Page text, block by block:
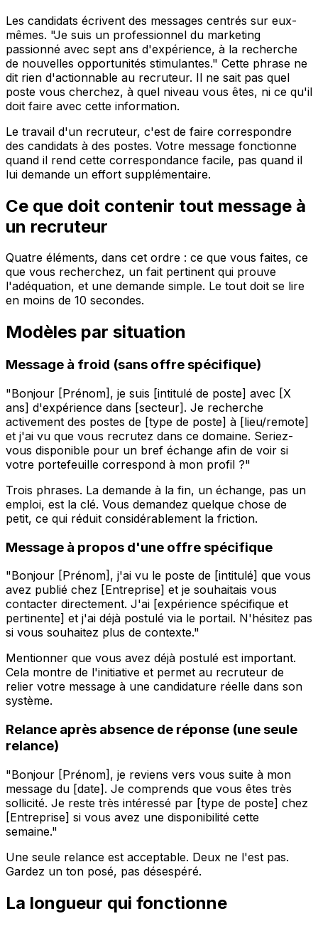
Les candidats écrivent des messages centrés sur eux-
mêmes. "Je suis un professionnel du marketing
passionné avec sept ans d'expérience, à la recherche
de nouvelles opportunités stimulantes." Cette phrase ne
dit rien d'actionnable au recruteur. Il ne sait pas quel
poste vous cherchez, à quel niveau vous êtes, ni ce qu'il
doit faire avec cette information.
Le travail d'un recruteur, c'est de faire correspondre
des candidats à des postes. Votre message fonctionne
quand il rend cette correspondance facile, pas quand il
lui demande un effort supplémentaire.
Ce que doit contenir tout message à
un recruteur
Quatre éléments, dans cet ordre : ce que vous faites, ce
que vous recherchez, un fait pertinent qui prouve
l'adéquation, et une demande simple. Le tout doit se lire
en moins de 10 secondes.
Modèles par situation
Message à froid (sans offre spécifique)
"Bonjour [Prénom], je suis [intitulé de poste] avec [X
ans] d'expérience dans [secteur]. Je recherche
activement des postes de [type de poste] à [lieu/remote]
et j'ai vu que vous recrutez dans ce domaine. Seriez-
vous disponible pour un bref échange afin de voir si
votre portefeuille correspond à mon profil ?"
Trois phrases. La demande à la fin, un échange, pas un
emploi, est la clé. Vous demandez quelque chose de
petit, ce qui réduit considérablement la friction.
Message à propos d'une offre spécifique
"Bonjour [Prénom], j'ai vu le poste de [intitulé] que vous
avez publié chez [Entreprise] et je souhaitais vous
contacter directement. J'ai [expérience spécifique et
pertinente] et j'ai déjà postulé via le portail. N'hésitez pas
si vous souhaitez plus de contexte."
Mentionner que vous avez déjà postulé est important.
Cela montre de l'initiative et permet au recruteur de
relier votre message à une candidature réelle dans son
système.
Relance après absence de réponse (une seule
relance)
"Bonjour [Prénom], je reviens vers vous suite à mon
message du [date]. Je comprends que vous êtes très
sollicité. Je reste très intéressé par [type de poste] chez
[Entreprise] si vous avez une disponibilité cette
semaine."
Une seule relance est acceptable. Deux ne l'est pas.
Gardez un ton posé, pas désespéré.
La longueur qui fonctionne